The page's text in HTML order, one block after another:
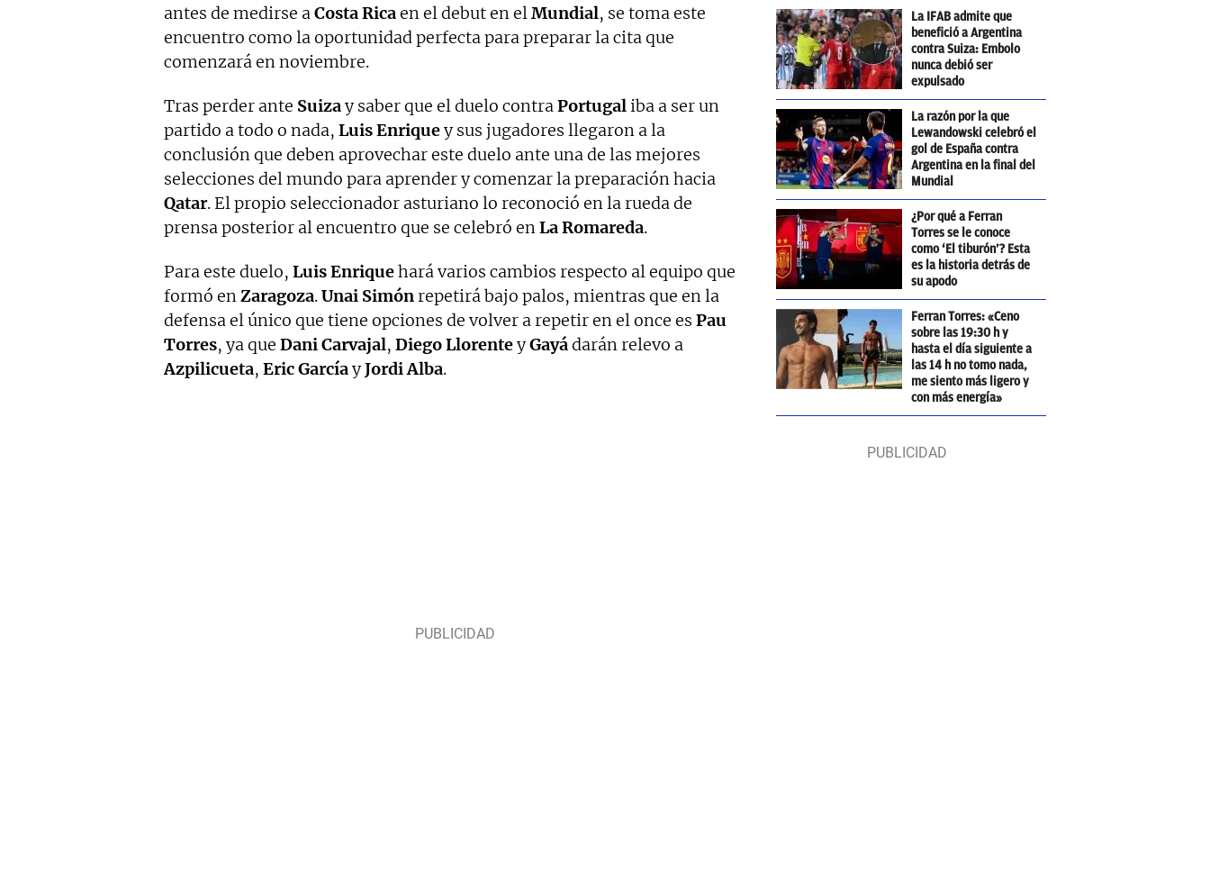
antes de medirse aCosta Ricaen el debut en elMundial, se toma este
encuentro como la oportunidad perfecta para preparar la cita que
comenzará en noviembre.
Tras perder ante Suizay saber que el duelo contraPortugaliba a ser un
partido a todo o nada, Luis Enriquey sus jugadores llegaron a la
conclusión que deben aprovechar este duelo ante una de las mejores
selecciones del mundo para aprender y comenzar la preparación hacia
Qatar. El propio seleccionador asturiano lo reconoció en la rueda de
prensa posterior al encuentro que se celebró enLa Romareda.
Para este duelo, Luis Enriquehará varios cambios respecto al equipo que
formó enZaragoza.Unai Simónrepetirá bajo palos, mientras que en la
defensa el único que tiene opciones de volver a repetir en el once es Pau
Torres, ya que Dani Carvajal, Diego LlorenteyGayádarán relevo a
Azpilicueta, Eric GarcíayJordi Alba.
La IFAB admite que
benefició a Argentina
contra Suiza: Embolo
nunca debió ser
expulsado
La razón por la que
Lewandowski celebró el
gol de España contra
Argentina en la final del
Mundial
¿Por qué a Ferran
Torres se le conoce
como ‘El tiburón’? Esta
es la historia detrás de
su apodo
Ferran Torres: «Ceno
sobre las 19:30 h y
hasta el día siguiente a
las 14 h no tomo nada,
me siento más ligero y
con más energía»